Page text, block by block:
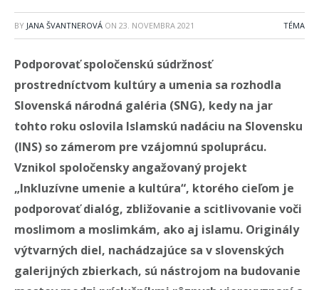
BY JANA ŠVANTNEROVÁ ON 23. NOVEMBRA 2021 TÉMA
Podporovať spoločenskú súdržnosť
prostredníctvom kultúry a umenia sa rozhodla
Slovenská národná galéria (SNG), kedy na jar
tohto roku oslovila Islamskú nadáciu na Slovensku
(INS) so zámerom pre vzájomnú spoluprácu.
Vznikol spoločensky angažovaný projekt
„Inkluzívne umenie a kultúra“, ktorého cieľom je
podporovať dialóg, zbližovanie a scitlivovanie voči
moslimom a moslimkám, ako aj islamu. Originály
výtvarných diel, nachádzajúce sa v slovenských
galerijných zbierkach, sú nástrojom na budovanie